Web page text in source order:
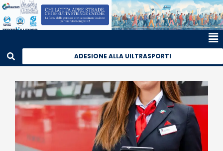
ADESIONE ALLA UILTRASPORTI